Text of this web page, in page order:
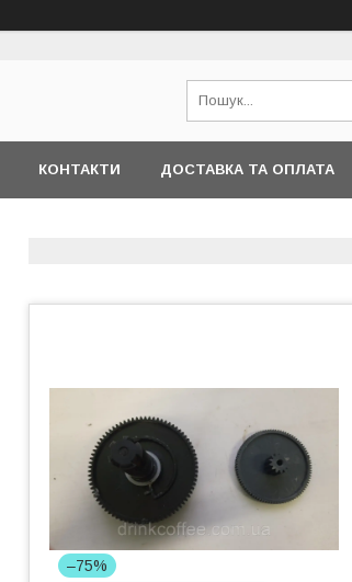
КОНТАКТИ ДОСТАВКА ТА ОПЛАТА
–75%